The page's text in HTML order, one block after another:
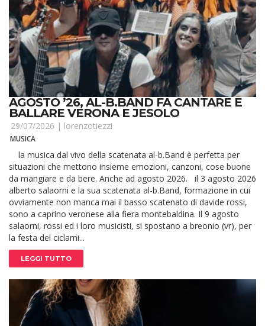
AGOSTO ’26, AL-B.BAND FA CANTARE E
BALLARE VERONA E JESOLO
29/07/2026 | lorenzotiezzi
MUSICA
la musica dal vivo della scatenata al-b.Band è perfetta per
situazioni che mettono insieme emozioni, canzoni, cose buone
da mangiare e da bere. Anche ad agosto 2026. il 3 agosto 2026
alberto salaorni e la sua scatenata al-b.Band, formazione in cui
ovviamente non manca mai il basso scatenato di davide rossi,
sono a caprino veronese alla fiera montebaldina. Il 9 agosto
salaorni, rossi ed i loro musicisti, si spostano a breonio (vr), per
la festa del ciclami...
LEGGI TUTTO